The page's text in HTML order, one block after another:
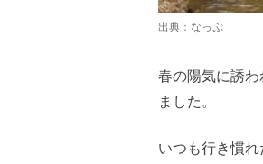
出典： なっぷ
春の陽気に誘
ました。
いつも行き慣